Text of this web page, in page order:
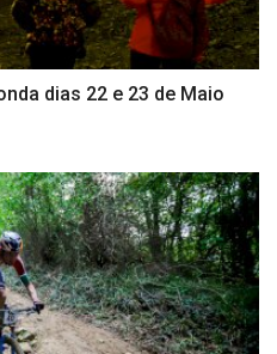
dias 22 e 23 de Maio